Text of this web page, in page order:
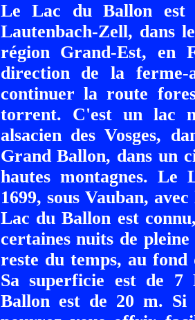
Le Lac du Ballon
Lautenbach-Zell, dans
région Grand-Est, en
direction de la ferme-
continuer la route
torrent. C'est un lac
alsacien des Vosges,
Grand Ballon, dans un
hautes montagnes. Le
1699, sous Vauban,
Lac du Ballon est
certaines nuits de
reste du temps, au
Sa superficie est de
Ballon est de 20 m. Si